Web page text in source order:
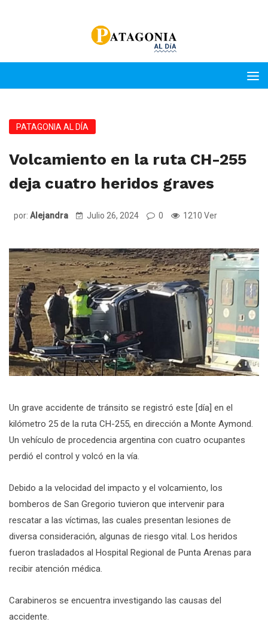
PATAGONIA AL DÍA
Volcamiento en la ruta CH-255
deja cuatro heridos graves
por: Alejandra Julio 26, 2024 0 1210 Ver
Un grave accidente de tránsito se registró este [día] en el
kilómetro 25 de la ruta CH-255, en dirección a Monte Aymond.
Un vehículo de procedencia argentina con cuatro ocupantes
perdió el control y volcó en la vía.
Debido a la velocidad del impacto y el volcamiento, los
bomberos de San Gregorio tuvieron que intervenir para
rescatar a las víctimas, las cuales presentan lesiones de
diversa consideración, algunas de riesgo vital. Los heridos
fueron trasladados al Hospital Regional de Punta Arenas para
recibir atención médica.
Carabineros se encuentra investigando las causas del
accidente.